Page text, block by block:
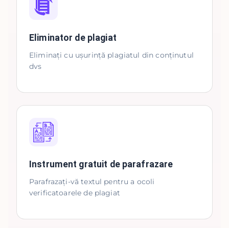
Eliminator de plagiat
Eliminați cu ușurință plagiatul din conținutul
dvs
Instrument gratuit de parafrazare
Parafrazați-vă textul pentru a ocoli
verificatoarele de plagiat